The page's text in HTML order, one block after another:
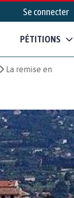
Se connecter
PÉTITIONS
La remise en